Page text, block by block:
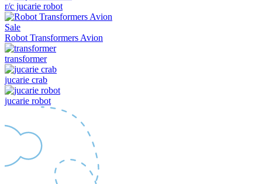
r/c jucarie robot
Sale
Robot Transformers Avion
transformer
jucarie crab
jucarie robot